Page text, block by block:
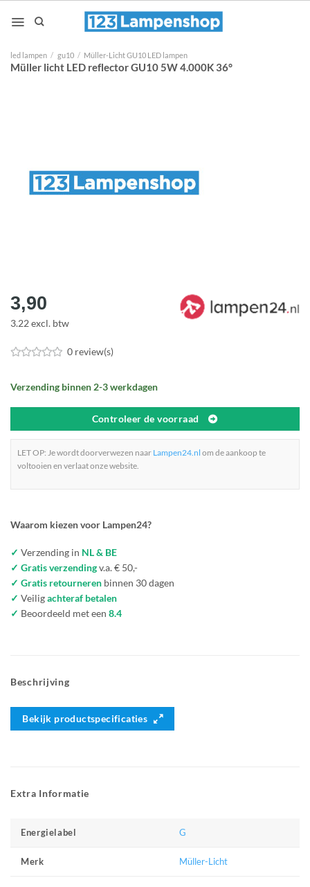
naar
led lampen / gu10 / Müller-Licht GU10 LED lampen
Müller licht LED reflector GU10 5W 4.000K 36°
3,90
3.22 excl. btw
0 review(s)
Verzending binnen 2-3 werkdagen
Controleer de voorraad
LET OP: Je wordt doorverwezen naar Lampen24.nl om de aankoop te
voltooien en verlaat onze website.
Waarom kiezen voor Lampen24?
✓ Verzending in NL & BE
✓ Gratis verzendingv.a. € 50,-
✓ Gratis retourneren binnen 30 dagen
✓ Veiligachteraf betalen
✓ Beoordeeld met een 8.4
Beschrijving
Bekijk productspecificaties
Extra Informatie
Energielabel G
Merk Müller-Licht